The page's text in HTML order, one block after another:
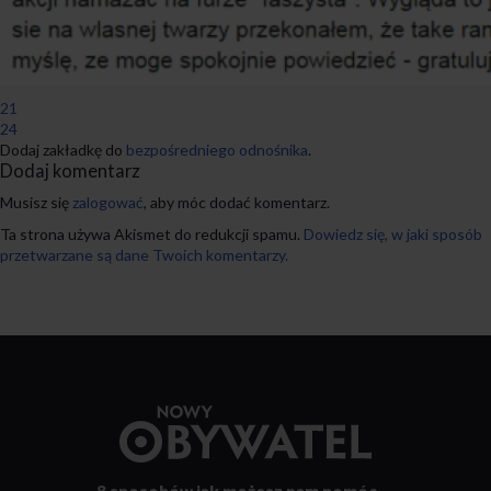
21
24
Dodaj zakładkę do bezpośredniego odnośnika.
Dodaj komentarz
Musisz się zalogować, aby móc dodać komentarz.
Ta strona używa Akismet do redukcji spamu. Dowiedz się, w jaki sposób
przetwarzane są dane Twoich komentarzy.
strony